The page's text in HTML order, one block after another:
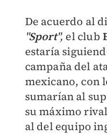
De acuerdo al
"Sport", el club
estaría
campaña del
mexicano, con
sumarían al
su máximo
al del equipo